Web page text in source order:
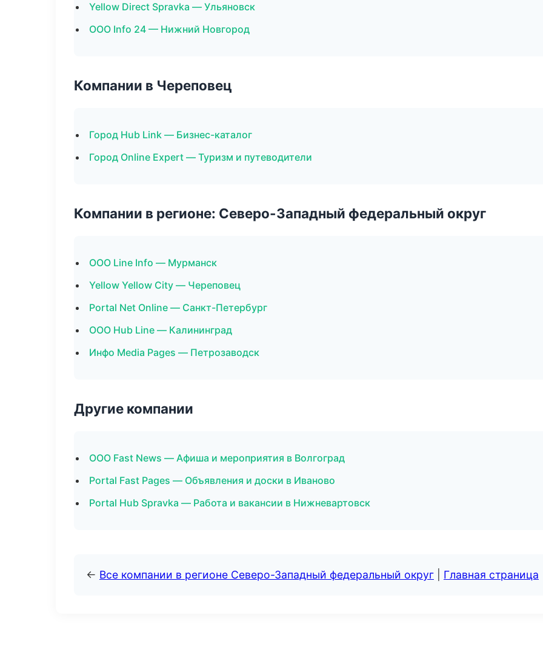
Yellow Direct Spravka — Ульяновск
ООО Info 24 — Нижний Новгород
Компании в Череповец
Город Hub Link — Бизнес-каталог
Город Online Expert — Туризм и путеводители
Компании в регионе: Северо-Западный федеральный округ
ООО Line Info — Мурманск
Yellow Yellow City — Череповец
Portal Net Online — Санкт-Петербург
ООО Hub Line — Калининград
Инфо Media Pages — Петрозаводск
Другие компании
ООО Fast News — Афиша и мероприятия в Волгоград
Portal Fast Pages — Объявления и доски в Иваново
Portal Hub Spravka — Работа и вакансии в Нижневартовск
← Все компании в регионе Северо-Западный федеральный округ Главная страница